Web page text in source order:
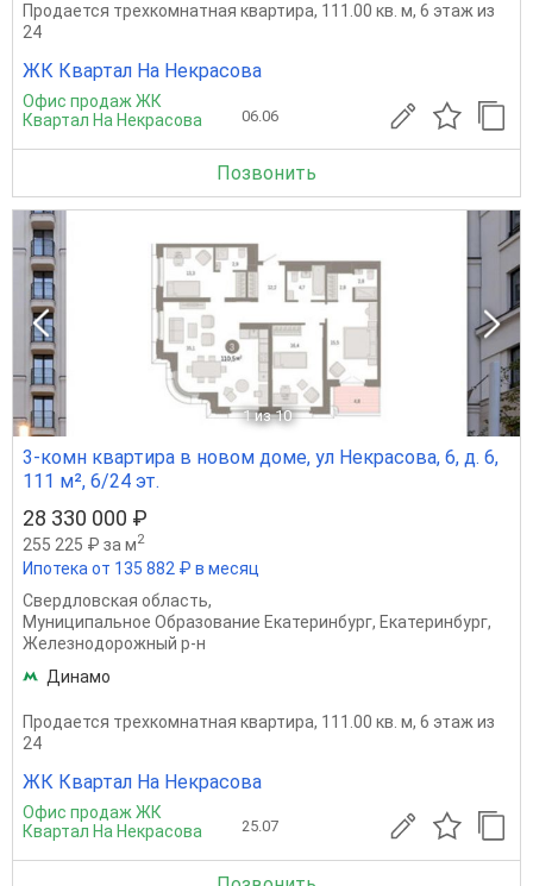
Продается трехкомнатная квартира, 111.00 кв. м, 6 этаж из
24
ЖК Квартал На Некрасова
Офис продаж ЖК
Квартал На Некрасова
06.06
Позвонить
1 из 10
3-комн квартира в новом доме, ул Некрасова, 6, д. 6,
111 м², 6/24 эт.
28 330 000 ₽
255 225 ₽ за м2
Ипотека от 135 882 ₽ в месяц
Свердловская область,
Муниципальное Образование Екатеринбург, Екатеринбург,
Железнодорожный р-н
Динамо
Продается трехкомнатная квартира, 111.00 кв. м, 6 этаж из
24
ЖК Квартал На Некрасова
Офис продаж ЖК
Квартал На Некрасова
25.07